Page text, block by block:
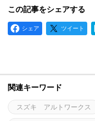
この記事をシェアする
シェア ツイート
関連キーワード
スズキ アルトワークス